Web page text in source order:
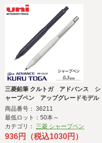
三菱鉛筆 クルトガ アドバンス シ
ャープペン アップグレードモデル
0.3ｍｍ
商品番号： 36211
最低ロット：50本～
カテゴリ： 三菱 シャープペン
936円（税込1030円）